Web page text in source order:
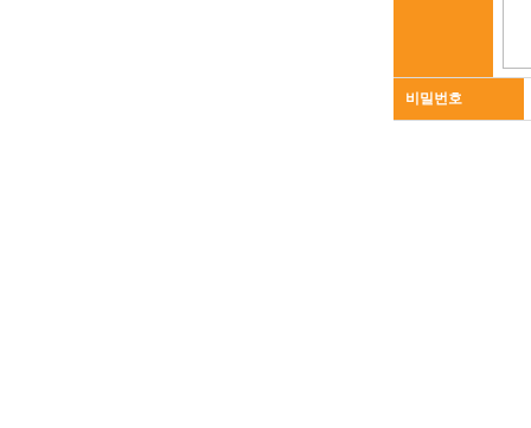
비밀번호